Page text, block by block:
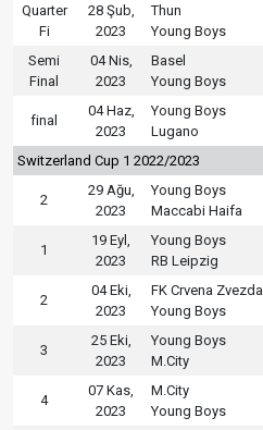
Quarter
Fi
28 Şub,
2023
Thun
Young Boys
Semi
Final
04 Nis,
2023
Basel
Young Boys
final
04 Haz,
2023
Young Boys
Lugano
Switzerland Cup 1 2022/2023
2
29 Ağu,
2023
Young Boys
Maccabi Haifa
1
19 Eyl,
2023
Young Boys
RB Leipzig
2
04 Eki,
2023
FK Crvena Zvezda
Young Boys
3
25 Eki,
2023
Young Boys
M.City
4
07 Kas,
2023
M.City
Young Boys